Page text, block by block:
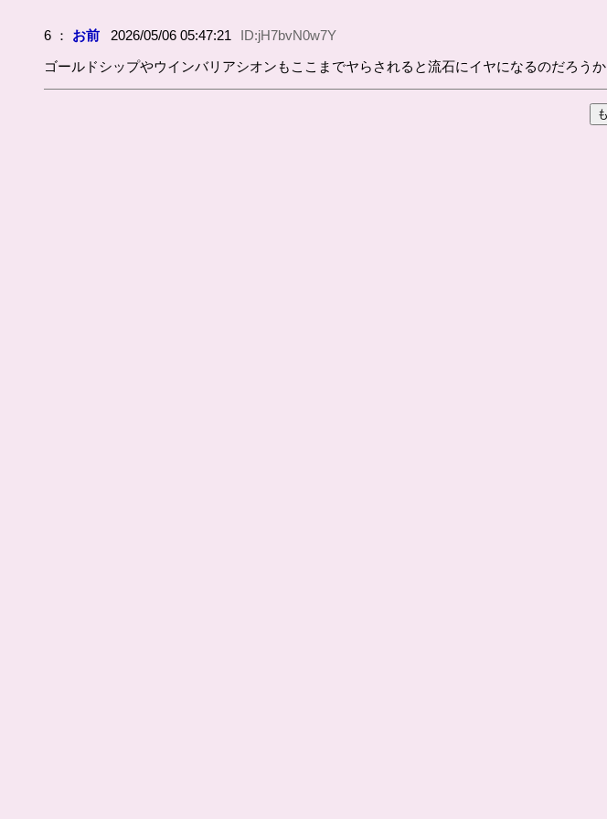
6 ： お前 2026/05/06 05:47:21
ID:jH7bvN0w7Y
ゴールドシップやウインバリアシオンもここまでヤらされると流石にイヤになるのだろうか